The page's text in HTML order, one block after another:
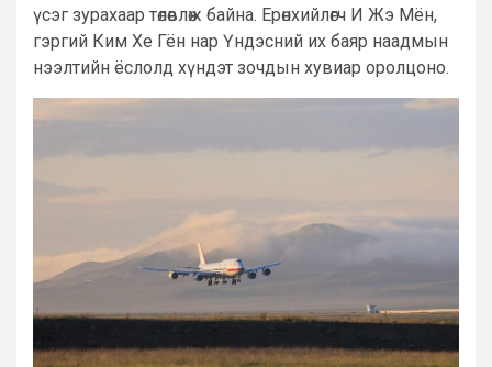
үсэг зурахаар төлөвлөж байна. Ерөнхийлөгч И Жэ Мён,
гэргий Ким Хе Гён нар Үндэсний их баяр наадмын
нээлтийн ёслолд хүндэт зочдын хувиар оролцоно.